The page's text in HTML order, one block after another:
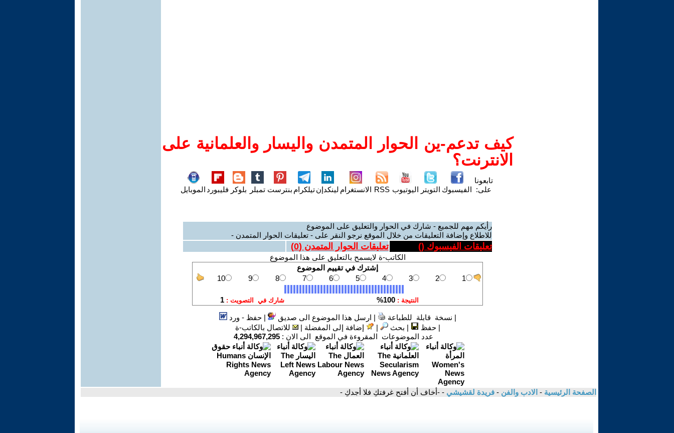
كيف تدعم-ين الحوار المتمدن واليسار والعلمانية على
الانترنت؟
تابعونا
على: الفيسبوك التويتر اليوتيوب RSS الانستغرام لينكدإنتيلكرام بنترست تمبلر بلوكر فليبورد الموبايل
رأيكم مهم للجميع - شارك في الحوار والتعليق على الموضوع
للاطلاع وإضافة التعليقات من خلال الموقع نرجو النقر على - تعليقات الحوار المتمدن -
تعليقات الفيسبوك () تعليقات الحوار المتمدن (0
)
الكاتب-ة لايسمح بالتعليق على هذا الموضوع
| نسخة قابلة للطباعة | ارسل هذا الموضوع الى صديق |حفظ - ورد
|حفظ | بحث | إضافة إلى المفضلة |
للاتصال بالكاتب-ة
عدد الموضوعات المقروءة في الموقع الى الان : 4,294,967,295
الصفحة الرئيسية - الادب والفن - فريدة لقشيشي - -أخاف أن أفتح غرفتكِ فلا أجدكِ -